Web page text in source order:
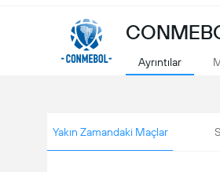
Ayrıntılar
Yakın Zamandaki Maçlar